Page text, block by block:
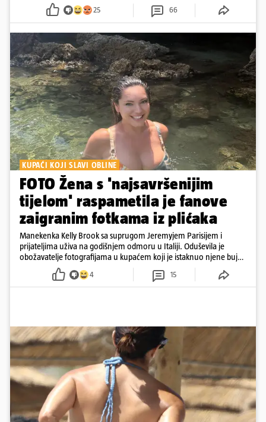
25 66
KUPAĆI KOJI SLAVI OBLINE
FOTO Žena s 'najsavršenijim
tijelom' raspametila je fanove
zaigranim fotkama iz plićaka
Manekenka Kelly Brook sa suprugom Jeremyjem Parisijem i
prijateljima uživa na godišnjem odmoru u Italiji. Oduševila je
obožavatelje fotografijama u kupaćem koji je istaknuo njene bujne
4 15